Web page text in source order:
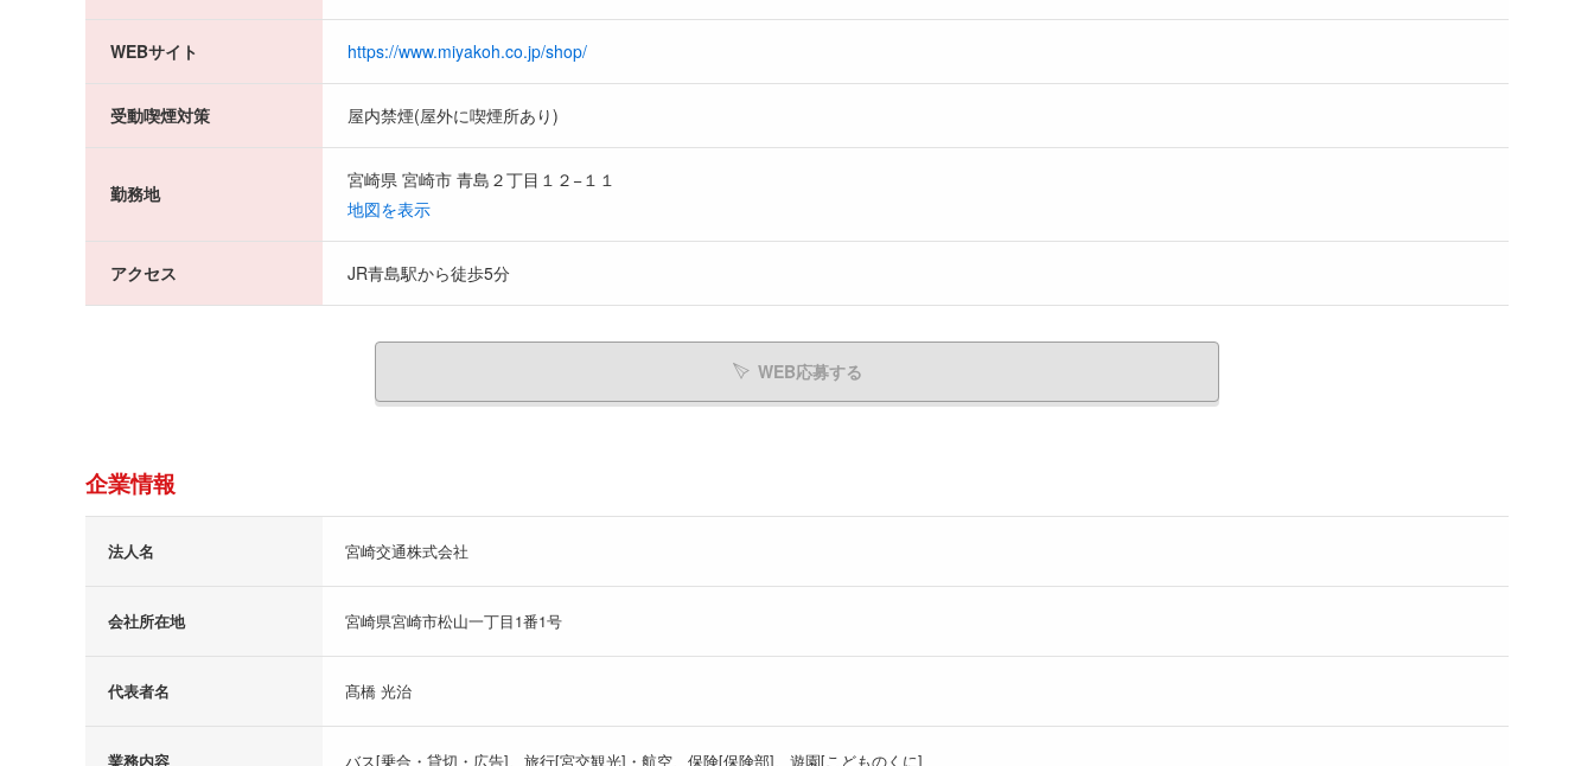
WEBサイト https://www.miyakoh.co.jp/shop/
受動喫煙対策 屋内禁煙(屋外に喫煙所あり)
勤務地
宮崎県 宮崎市 青島２丁目１２−１１
地図を表示
アクセス JR青島駅から徒歩5分
WEB応募する
企業情報
法人名 宮崎交通株式会社
会社所在地 宮崎県宮崎市松山一丁目1番1号
代表者名 髙橋 光治
業務内容 バス[乗合・貸切・広告]、旅行[宮交観光]・航空、保険[保険部]、遊園[こどものくに]